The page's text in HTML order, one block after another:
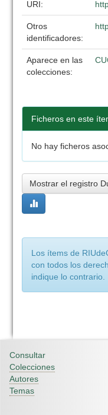
URI:
Otros
identificadores:
Aparece en las
colecciones:
Ficheros en este
No hay ficheros
Mostrar el registro
Los ítems de
con todos los
indique lo contrario.
Consultar
Colecciones
Autores
Temas